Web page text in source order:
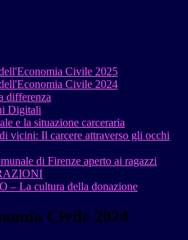
Civile 2025
Civile 2024
differenza
Digitali
e la situazione carceraria
vicini: Il carcere attraverso gli occhi
di Firenze aperto ai ragazzi
– La cultura della donazione
Civile 2024